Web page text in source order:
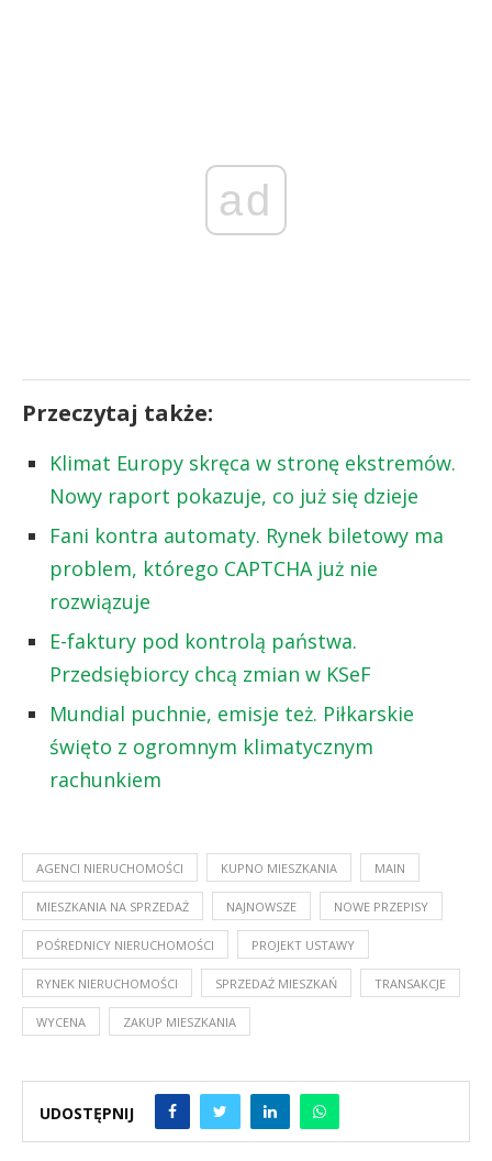
ad
Przeczytaj także:
Klimat Europy skręca w stronę ekstremów.
Nowy raport pokazuje, co już się dzieje
Fani kontra automaty. Rynek biletowy ma
problem, którego CAPTCHA już nie
rozwiązuje
E-faktury pod kontrolą państwa.
Przedsiębiorcy chcą zmian w KSeF
Mundial puchnie, emisje też. Piłkarskie
święto z ogromnym klimatycznym
rachunkiem
AGENCI NIERUCHOMOŚCI KUPNO MIESZKANIA MAIN
MIESZKANIA NA SPRZEDAŻ NAJNOWSZE NOWE PRZEPISY
POŚREDNICY NIERUCHOMOŚCI PROJEKT USTAWY
RYNEK NIERUCHOMOŚCI SPRZEDAŻ MIESZKAŃ TRANSAKCJE
WYCENA ZAKUP MIESZKANIA
UDOSTĘPNIJ